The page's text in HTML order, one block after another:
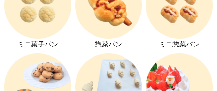
ミニ菓子パン 惣菜パン ミニ惣菜パン